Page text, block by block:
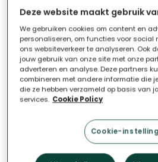
trekt daar de betaalde
je meer voorschot betaald
krijg je het verschil
ook: betaalde je te weinig
moet je bijbetalen.
Hoe wordt het bedrag
voorschotfactuur
Je weet vooraf natuurlijk niet
Deze website maakt gebruik
We gebruiken cookies om content en
personaliseren, om functies voor social
ons websiteverkeer te analyseren. Ook
jouw gebruik van onze site met onze
adverteren en analyse. Deze partners
combineren met andere informatie die
die ze hebben verzameld op basis van
services. Cookie Policy
Cookie-